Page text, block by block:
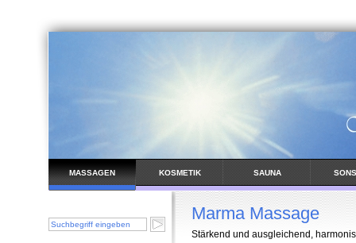
MASSAGEN KOSMETIK SAUNA
Marma Massage
Stärkend und ausgleichend,